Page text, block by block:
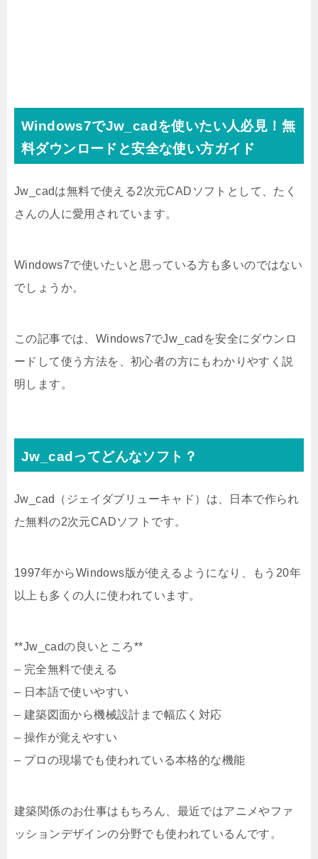
Windows7でJw_cadを使いたい人必見！無
料ダウンロードと安全な使い方ガイド
Jw_cadは無料で使える2次元CADソフトとして、たく
さんの人に愛用されています。
Windows7で使いたいと思っている方も多いのではない
でしょうか。
この記事では、Windows7でJw_cadを安全にダウンロ
ードして使う方法を、初心者の方にもわかりやすく説
明します。
Jw_cadってどんなソフト？
Jw_cad（ジェイダブリューキャド）は、日本で作られ
た無料の2次元CADソフトです。
1997年からWindows版が使えるようになり、もう20年
以上も多くの人に使われています。
**Jw_cadの良いところ**
– 完全無料で使える
– 日本語で使いやすい
– 建築図面から機械設計まで幅広く対応
– 操作が覚えやすい
– プロの現場でも使われている本格的な機能
建築関係のお仕事はもちろん、最近ではアニメやファ
ッションデザインの分野でも使われているんです。